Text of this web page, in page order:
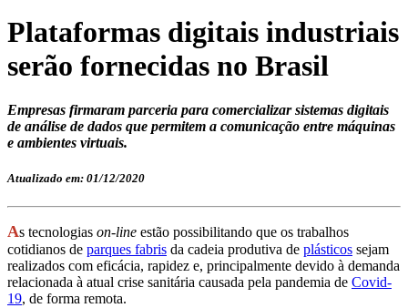
Plataformas digitais industriais
serão fornecidas no Brasil
Empresas firmaram parceria para comercializar sistemas digitais
de análise de dados que permitem a comunicação entre máquinas
e ambientes virtuais.
Atualizado em: 01/12/2020
As tecnologias on-line estão possibilitando que os trabalhos
cotidianos de parques fabris da cadeia produtiva de plásticos sejam
realizados com eficácia, rapidez e, principalmente devido à demanda
relacionada à atual crise sanitária causada pela pandemia de Covid-
19, de forma remota.